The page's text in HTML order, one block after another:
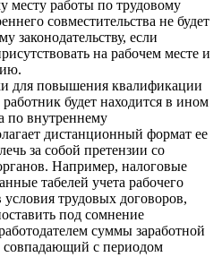
месту работы по трудовому
совместительства не будет
законодательству, если
на рабочем месте и
для повышения квалификации
будет находится в ином
по внутреннему
дистанционный формат ее
за собой претензии со
Например, налоговые
табелей учета рабочего
трудовых договоров,
под сомнение
суммы заработной
совпадающий с периодом